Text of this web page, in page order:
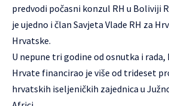
predvodi počasni konzul RH u Boliviji
je ujedno i član Savjeta Vlade RH za
Hrvatske.
U nepune tri godine od osnutka i rada,
Hrvate financirao je više od trideset
hrvatskih iseljeničkih zajednica u